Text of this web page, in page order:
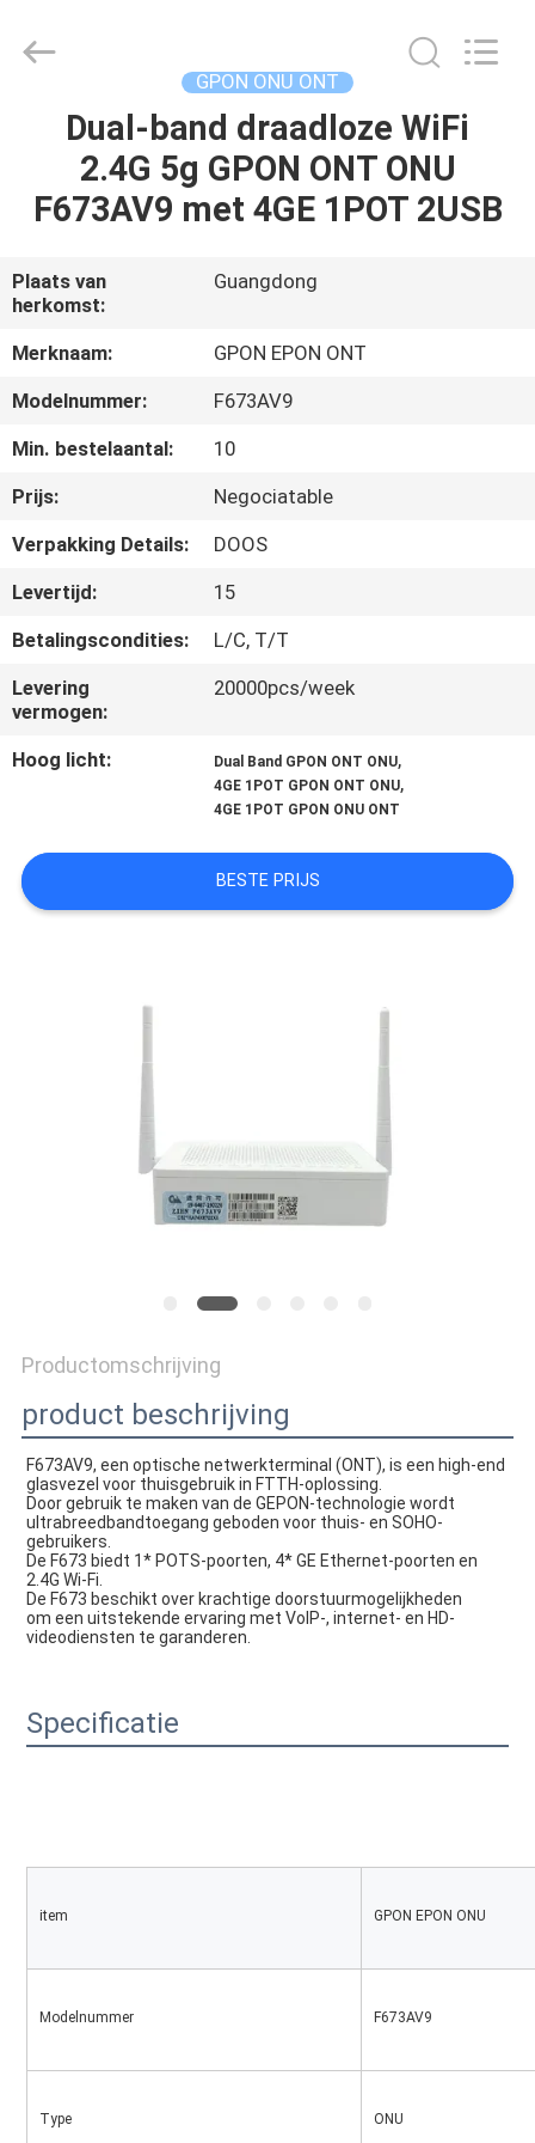
HUIS
PRODUCTEN
ONGEVEER
ONS
FABRIEKSREIS
CONTACTEER
ONS
OM
EEN
SITEMAP
LIMITED.
GPON ONU ONT
Dual-band draadloze WiFi
2.4G 5g GPON ONT ONU
F673AV9 met 4GE 1POT 2USB
Plaats van
herkomst:
Guangdong
Merknaam:
GPON EPON ONT
Modelnummer:
F673AV9
Min. bestelaantal:
10
Prijs:
Negociatable
Verpakking Details:
DOOS
Levertijd:
15
Betalingscondities:
L/C, T/T
Levering
vermogen:
20000pcs/week
Hoog licht: Dual Band GPON ONT ONU,
4GE 1POT GPON ONT ONU,
4GE 1POT GPON ONU ONT
BESTE PRIJS
Productomschrijving
product beschrijving
F673AV9, een optische netwerkterminal (ONT), is een high-end
glasvezel voor thuisgebruik in FTTH-oplossing.
Door gebruik te maken van de GEPON-technologie wordt
ultrabreedbandtoegang geboden voor thuis- en SOHO-
gebruikers.
De F673 biedt 1* POTS-poorten, 4* GE Ethernet-poorten en
2.4G Wi-Fi.
De F673 beschikt over krachtige doorstuurmogelijkheden
om een ​​uitstekende ervaring met VoIP-, internet- en HD-
videodiensten te garanderen.
Specificatie
item GPON EPON ONU
Modelnummer F673AV9
Type ONU